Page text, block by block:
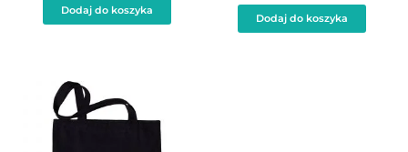
Dodaj do koszyka
Dodaj do koszyka